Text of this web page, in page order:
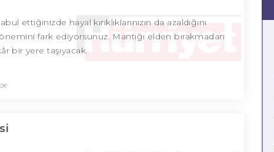
ettiğinizde hayal kırıklıklarınızın da azaldığını
fark ediyorsunuz. Mantığı elden bırakmadan
bir yere taşıyacak.